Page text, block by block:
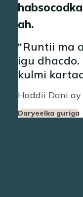
ah.
Runtii ma
igu
kulmi
Haddii Dani
Daryeelka guriga